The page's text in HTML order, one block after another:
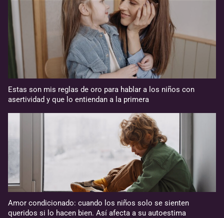
Estas son mis reglas de oro para hablar a los niños con
asertividad y que lo entiendan a la primera
Amor condicionado: cuando los niños solo se sienten
queridos si lo hacen bien. Así afecta a su autoestima